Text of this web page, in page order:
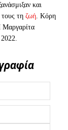
και
τη ζωή . Κόρη
Μαργαρίτα